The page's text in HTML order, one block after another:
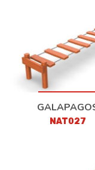
NAT027